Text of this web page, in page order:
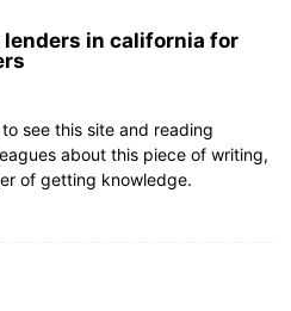
in california for
to see this site and reading
about this piece of writing,
of getting knowledge.